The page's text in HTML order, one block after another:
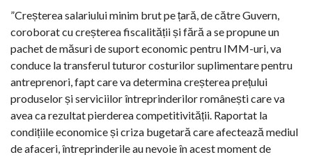
”Creșterea salariului minim brut pe țară, de către Guvern,
coroborat cu creșterea fiscalității și fără a se propune un
pachet de măsuri de suport economic pentru IMM-uri, va
conduce la transferul tuturor costurilor suplimentare pentru
antreprenori, fapt care va determina creșterea prețului
produselor și serviciilor întreprinderilor românești care va
avea ca rezultat pierderea competitivității. Raportat la
condițiile economice și criza bugetară care afectează mediul
de afaceri, întreprinderile au nevoie în acest moment de